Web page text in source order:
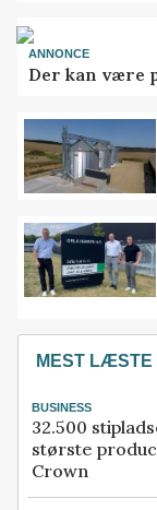
ANNONCE
Der kan være
MEST LÆSTE
BUSINESS
32.500
største
Crown